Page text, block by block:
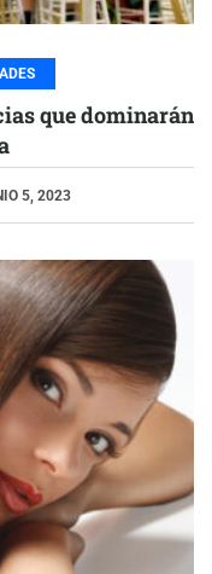
que dominarán
5, 2023